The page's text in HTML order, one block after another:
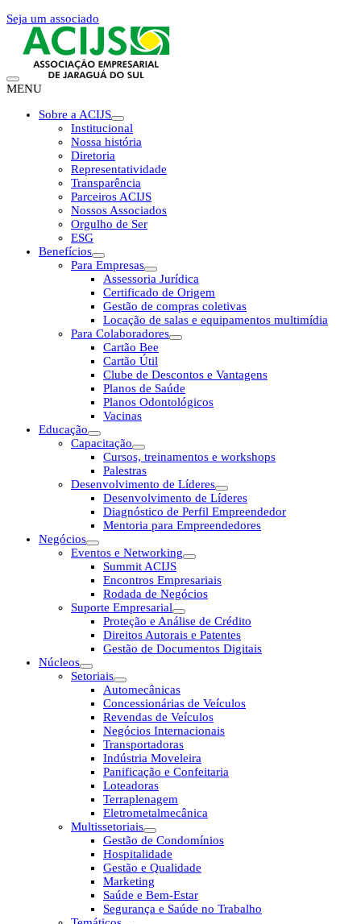
Seja um associado
MENU
Sobre a ACIJS
Institucional
Nossa história
Diretoria
Representatividade
Transparência
Parceiros ACIJS
Nossos Associados
Orgulho de Ser
ESG
Benefícios
Para Empresas
Assessoria Jurídica
Certificado de Origem
Gestão de compras coletivas
Locação de salas e equipamentos multimídia
Para Colaboradores
Cartão Bee
Cartão Útil
Clube de Descontos e Vantagens
Planos de Saúde
Planos Odontológicos
Vacinas
Educação
Capacitação
Cursos, treinamentos e workshops
Palestras
Desenvolvimento de Líderes
Desenvolvimento de Líderes
Diagnóstico de Perfil Empreendedor
Mentoria para Empreendedores
Negócios
Eventos e Networking
Summit ACIJS
Encontros Empresariais
Rodada de Negócios
Suporte Empresarial
Proteção e Análise de Crédito
Direitos Autorais e Patentes
Gestão de Documentos Digitais
Núcleos
Setoriais
Automecânicas
Concessionárias de Veículos
Revendas de Veículos
Negócios Internacionais
Transportadoras
Indústria Moveleira
Panificação e Confeitaria
Loteadoras
Terraplenagem
Eletrometalmecânica
Multissetoriais
Gestão de Condomínios
Hospitalidade
Gestão e Qualidade
Marketing
Saúde e Bem-Estar
Segurança e Saúde no Trabalho